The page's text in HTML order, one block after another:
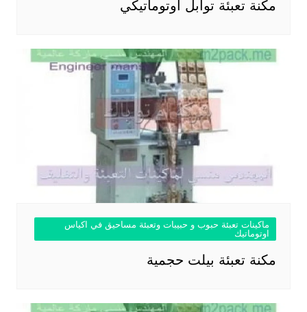
مكنة تعبئة توابل أوتوماتيكي
ماكينات تعبئة حبوب و حبيبات وتعبئة مساحيق في اكياس
اوتوماتيك
مكنة تعبئة بيلت حجمية